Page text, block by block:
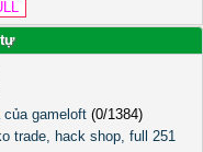
gameloft (0/1384)
trade, hack shop, full 251